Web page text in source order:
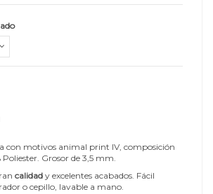
con motivos animal print IV, composición
Poliester. Grosor de 3,5 mm.
calidad y excelentes acabados. Fácil
o cepillo, lavable a mano.